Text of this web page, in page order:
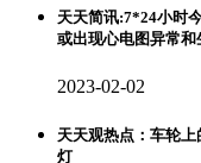
天天简讯:7*24小时
或出现心电图异常
2023-02-02
天天观热点：车轮
灯